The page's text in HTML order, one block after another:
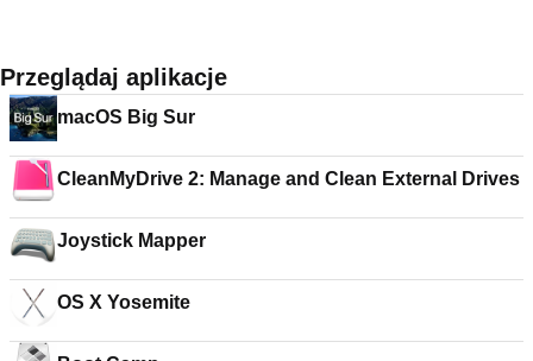
Przeglądaj aplikacje
macOS Big Sur
CleanMyDrive 2: Manage and Clean External Drives
Joystick Mapper
OS X Yosemite